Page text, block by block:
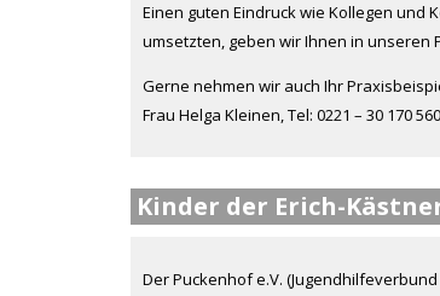
Einen guten Eindruck wie Kollegen und
umsetzten, geben wir Ihnen in unseren
Gerne nehmen wir auch Ihr
Frau Helga Kleinen, Tel: 0221 – 30 170
Kinder der Erich-
Der Puckenhof e.V.